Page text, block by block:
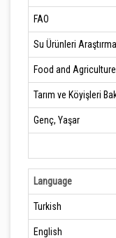
FAO
Su Ürünleri
Food and
Tarım ve Köyişleri
Genç, Yaşar
Language
Turkish
English